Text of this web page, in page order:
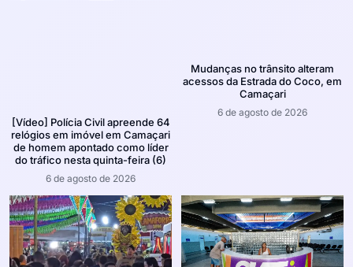
[Vídeo] Polícia Civil apreende 64
relógios em imóvel em Camaçari
de homem apontado como líder
do tráfico nesta quinta-feira (6)
6 de agosto de 2026
Mudanças no trânsito alteram
acessos da Estrada do Coco, em
Camaçari
6 de agosto de 2026